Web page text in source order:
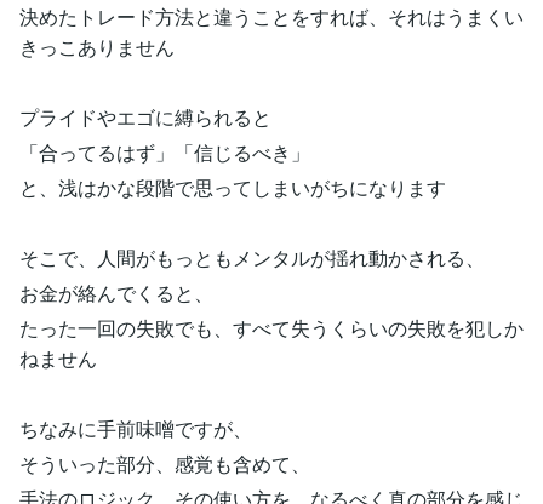
決めたトレード方法と違うことをすれば、それはうまくい
きっこありません
プライドやエゴに縛られると
「合ってるはず」「信じるべき」
と、浅はかな段階で思ってしまいがちになります
そこで、人間がもっともメンタルが揺れ動かされる、
お金が絡んでくると、
たった一回の失敗でも、すべて失うくらいの失敗を犯しか
ねません
ちなみに手前味噌ですが、
そういった部分、感覚も含めて、
手法のロジック、その使い方を、なるべく真の部分を感じ